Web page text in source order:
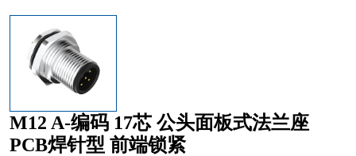
M12 A-编码 17芯 公头面板式法兰座
PCB焊针型 前端锁紧